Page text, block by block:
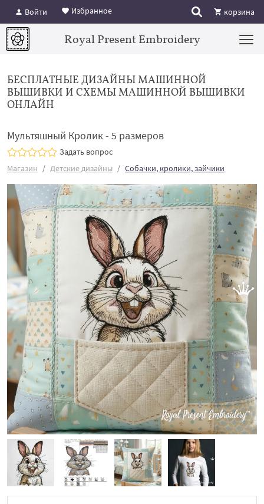
Войти Избранное корзина
Royal Present Embroidery
БЕСПЛАТНЫЕ ДИЗАЙНЫ МАШИННОЙ
ВЫШИВКИ И СХЕМЫ МАШИННОЙ ВЫШИВКИ
ОНЛАЙН
Мультяшный Кролик - 5 размеров
Задать вопрос
Магазин
Детские дизайны Собачки, кролики, зайчики